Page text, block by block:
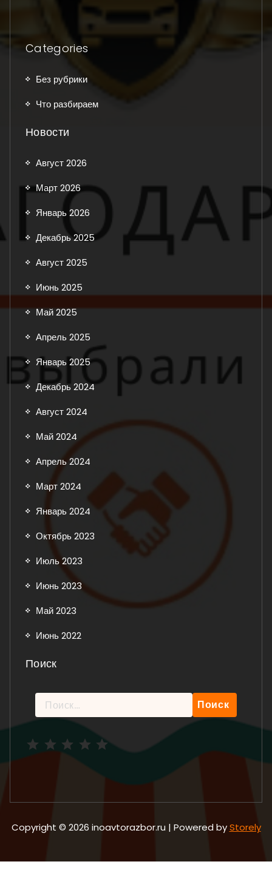
Categories
Без рубрики
Что разбираем
Новости
Август 2026
Март 2026
Январь 2026
Декабрь 2025
Август 2025
Июнь 2025
Май 2025
Апрель 2025
Январь 2025
Декабрь 2024
Август 2024
Май 2024
Апрель 2024
Март 2024
Январь 2024
Октябрь 2023
Июль 2023
Июнь 2023
Май 2023
Июнь 2022
Поиск
Найти:
Copyright © 2026 inoavtorazbor.ru | Powered byStorely